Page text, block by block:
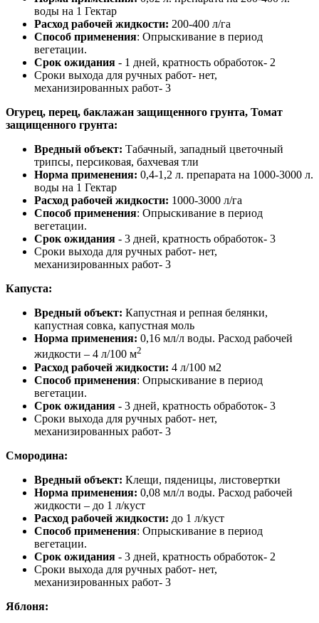
воды на 1 Гектар
Расход рабочей жидкости: 200-400 л/га
Способ применения: Опрыскивание в период
вегетации.
Срок ожидания - 1 дней, кратность обработок- 2
Сроки выхода для ручных работ- нет,
механизированных работ- 3
Огурец, перец, баклажан защищенного грунта, Томат
защищенного грунта:
Вредный объект: Табачный, западный цветочный
трипсы, персиковая, бахчевая тли
Норма применения: 0,4-1,2 л. препарата на 1000-3000 л.
воды на 1 Гектар
Расход рабочей жидкости: 1000-3000 л/га
Способ применения: Опрыскивание в период
вегетации.
Срок ожидания - 3 дней, кратность обработок- 3
Сроки выхода для ручных работ- нет,
механизированных работ- 3
Капуста:
Вредный объект: Капустная и репная белянки,
капустная совка, капустная моль
Норма применения: 0,16 мл/л воды. Расход рабочей
жидкости – 4 л/100 м2
Расход рабочей жидкости: 4 л/100 м2
Способ применения: Опрыскивание в период
вегетации.
Срок ожидания - 3 дней, кратность обработок- 3
Сроки выхода для ручных работ- нет,
механизированных работ- 3
Смородина:
Вредный объект: Клещи, пяденицы, листовертки
Норма применения: 0,08 мл/л воды. Расход рабочей
жидкости – до 1 л/куст
Расход рабочей жидкости: до 1 л/куст
Способ применения: Опрыскивание в период
вегетации.
Срок ожидания - 3 дней, кратность обработок- 2
Сроки выхода для ручных работ- нет,
механизированных работ- 3
Яблоня: